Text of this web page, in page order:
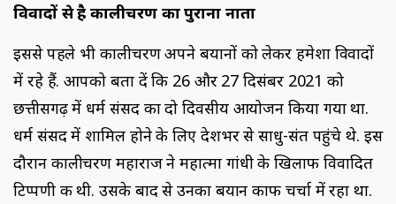
विवादों से है कालीचरण का पुराना नाता
इससे पहले भी कालीचरण अपने बयानों को लेकर हमेशा विवादों
में रहे हैं. आपको बता दें कि 26 और 27 दिसंबर 2021 को
छत्तीसगढ़ में धर्म संसद का दो दिवसीय आयोजन किया गया था.
धर्म संसद में शामिल होने के लिए देशभर से साधु-संत पहुंचे थे. इस
दौरान कालीचरण महाराज ने महात्मा गांधी के खिलाफ विवादित
टिप्पणी की थी. उसके बाद से उनका बयान काफी चर्चा में रहा था.